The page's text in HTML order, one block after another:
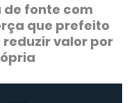
fonte com
que prefeito
valor por